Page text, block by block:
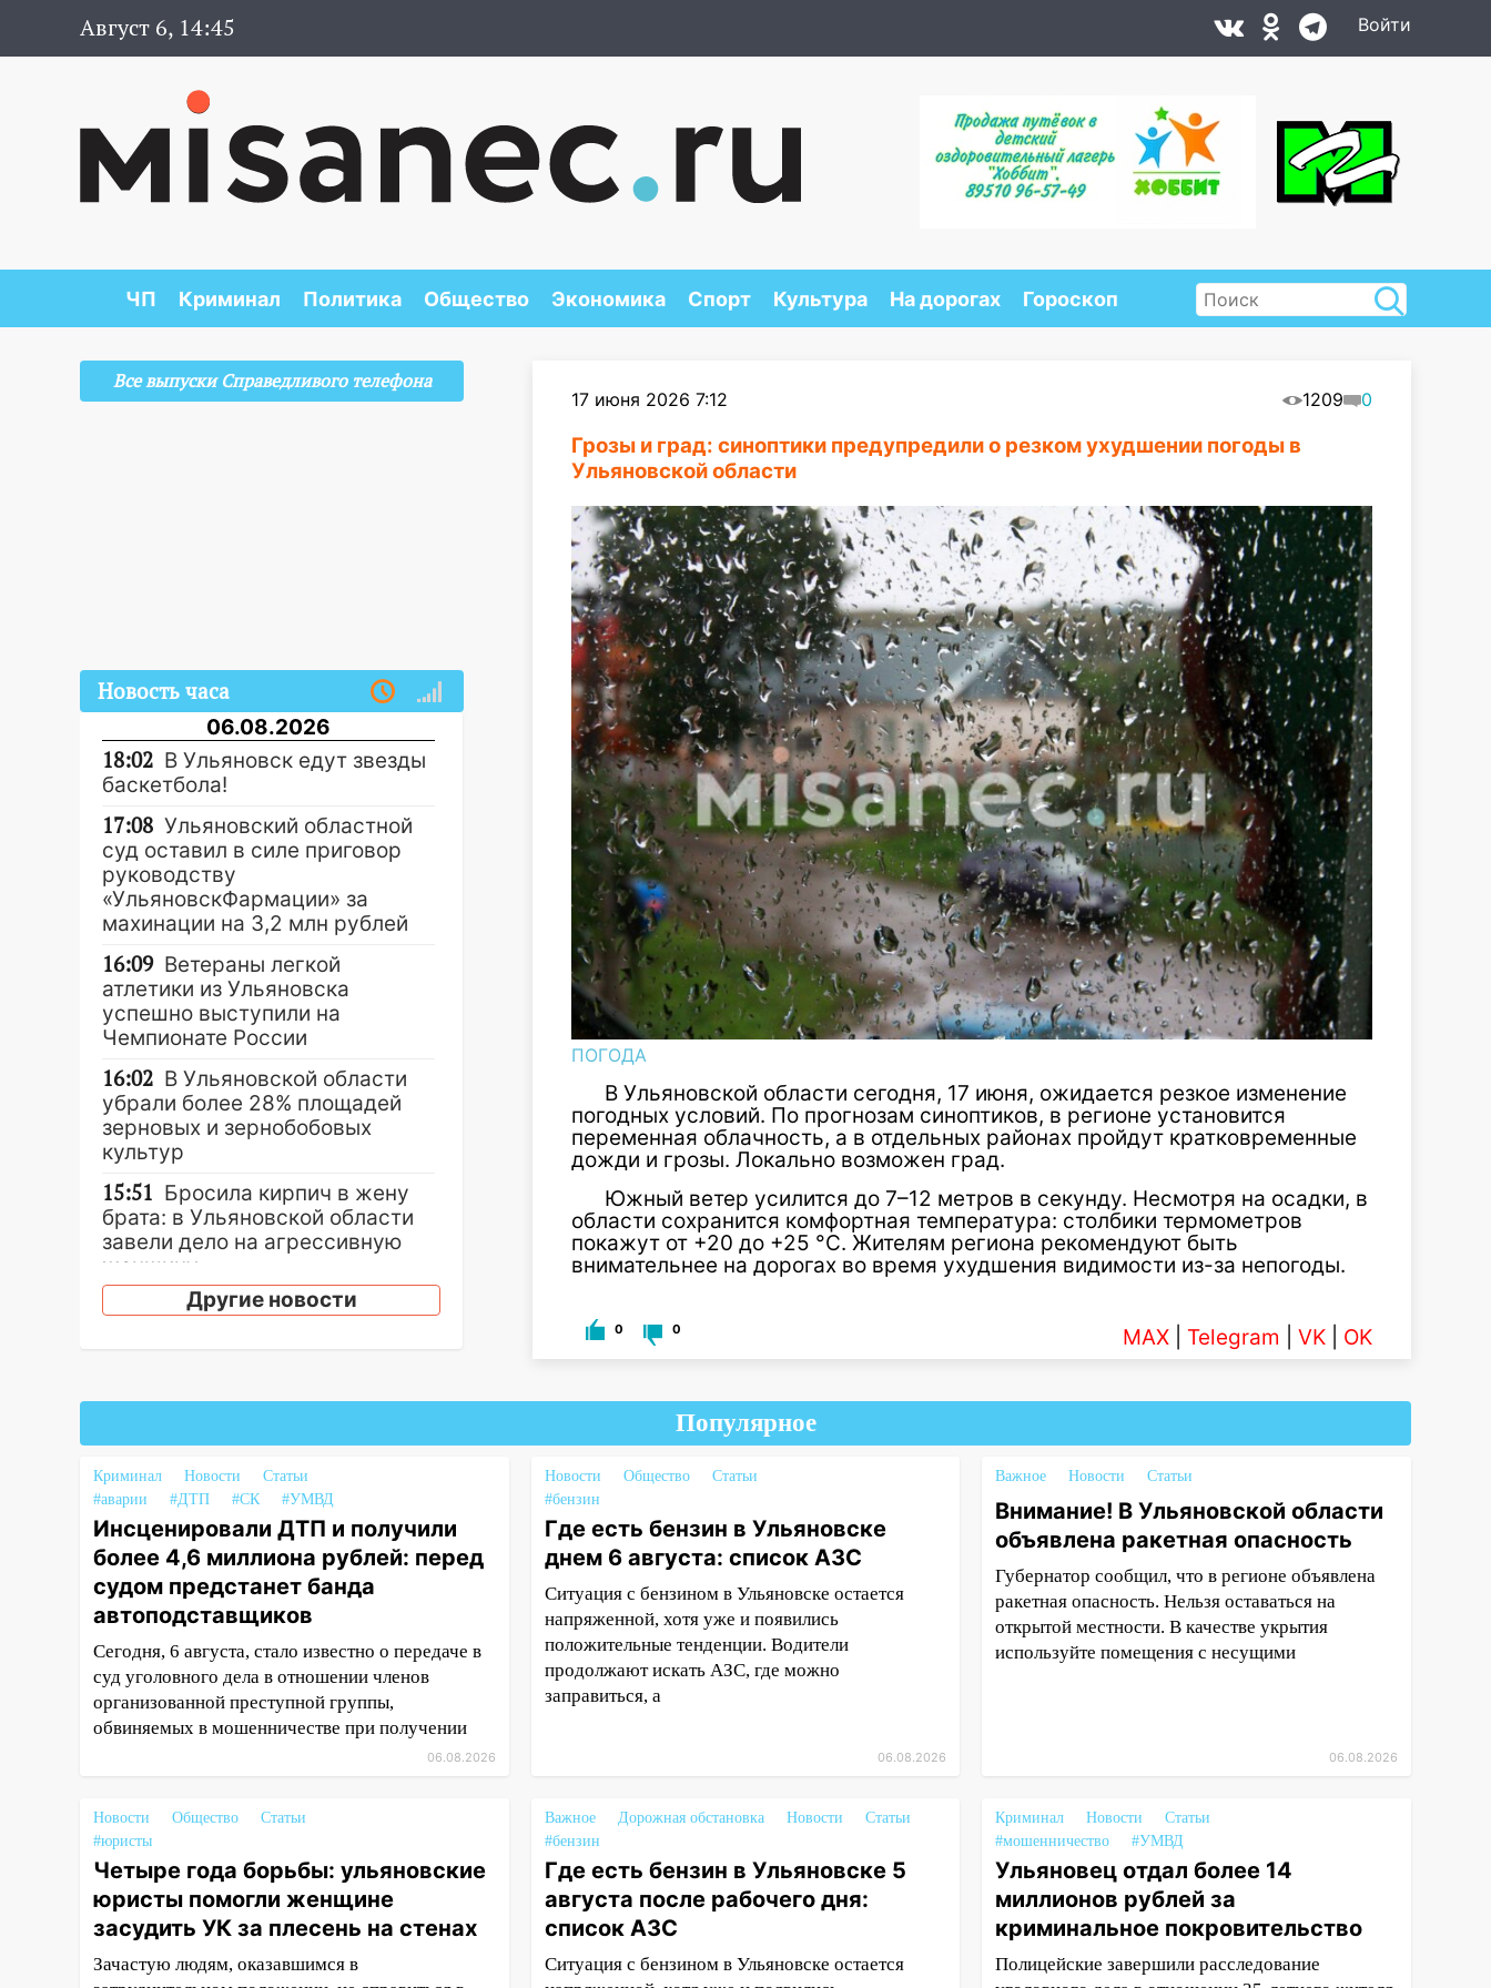
Август 6, 14:45 Войти
ЧП Криминал Политика Общество Экономика Спорт Культура На дорогах Гороскоп
17 июня 2026 7:12 1209 0
Грозы и град: синоптики предупредили о резком ухудшении погоды в
Ульяновской области
ПОГОДА
В Ульяновской области сегодня, 17 июня, ожидается резкое изменение
погодных условий. По прогнозам синоптиков, в регионе установится
переменная облачность, а в отдельных районах пройдут кратковременные
дожди и грозы. Локально возможен град.
Южный ветер усилится до 7–12 метров в секунду. Несмотря на осадки, в
области сохранится комфортная температура: столбики термометров
покажут от +20 до +25 °C. Жителям региона рекомендуют быть
внимательнее на дорогах во время ухудшения видимости из-за непогоды.
0 0 MAX Telegram VK OK
Все выпуски Справедливого телефона
Новость часа
06.08.2026
18:02 В Ульяновск едут звезды
баскетбола!
17:08 Ульяновский областной
суд оставил в силе приговор
руководству
«УльяновскФармации» за
махинации на 3,2 млн рублей
16:09 Ветераны легкой
атлетики из Ульяновска
успешно выступили на
Чемпионате России
16:02 В Ульяновской области
убрали более 28% площадей
зерновых и зернобобовых
культур
15:51 Бросила кирпич в жену
брата: в Ульяновской области
завели дело на агрессивную
женщину
15:47
На улице Радищева
15:15 Проводил до квартиры и
женщины оказался
рецидивистом
14:26
В Ульяновске ограничат
движение по улице Ефремова
14:23
67% ульяновцев готовы
передумать увольняться, если
им повысят зарплату
14:01
Инсценировали ДТП и
получили более 4,6 миллиона
рублей: перед судом
предстанет банда
13:36
В Инзе произошел
крупный пожар
13:00 В суде защитили
репутацию мужчины, которого
необоснованно обвиняли в
жестоком обращении с
животными
Другие новости
Популярное
Криминал Новости
Статьи
#аварии
#ДТП #СК #УМВД
Инсценировали ДТП и получили
более 4,6 миллиона рублей: перед
судом предстанет банда
автоподставщиков
Сегодня, 6 августа, стало известно о передаче в
суд уголовного дела в отношении членов
организованной преступной группы,
обвиняемых в мошенничестве при получении
06.08.2026
Новости Общество
Статьи
#бензин
Где есть бензин в Ульяновске
днем 6 августа: список АЗС
Ситуация с бензином в Ульяновске остается
напряженной, хотя уже и появились
положительные тенденции. Водители
продолжают искать АЗС, где можно
заправиться, а
06.08.2026
Важное Новости Статьи
Внимание! В Ульяновской области
объявлена ракетная опасность
Губернатор сообщил, что в регионе объявлена
ракетная опасность. Нельзя оставаться на
открытой местности. В качестве укрытия
используйте помещения с несущими
06.08.2026
Новости Общество
Статьи
#юристы
Четыре года борьбы: ульяновские
юристы помогли женщине
засудить УК за плесень на стенах
Зачастую людям, оказавшимся в
Важное Дорожная обстановка Новости
Статьи
#бензин
Где есть бензин в Ульяновске 5
августа после рабочего дня:
список АЗС
Ситуация с бензином в Ульяновске остается
Криминал Новости
Статьи
#мошенничество
#УМВД
Ульяновец отдал более 14
миллионов рублей за
криминальное покровительство
Полицейские завершили расследование